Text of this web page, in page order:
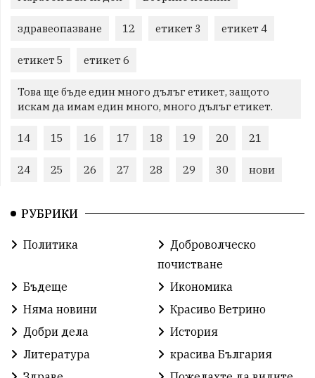
здравеопазване 12 етикет 3 етикет 4
етикет 5 етикет 6
Това ще бъде един много дълъг етикет, защото
искам да имам един много, много дълъг етикет.
14 15 16 17 18 19 20 21
24 25 26 27 28 29 30 нови
РУБРИКИ
Политика
Доброволческо
почистване
Бъдеще
Икономика
Няма новини
Красиво Ветрино
Добри дела
История
Литература
красива България